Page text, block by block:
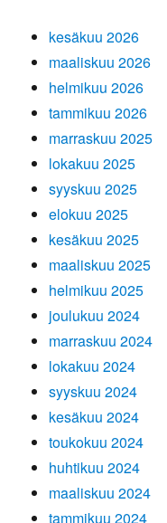
kesäkuu 2026
maaliskuu 2026
helmikuu 2026
tammikuu 2026
marraskuu 2025
lokakuu 2025
syyskuu 2025
elokuu 2025
kesäkuu 2025
maaliskuu 2025
helmikuu 2025
joulukuu 2024
marraskuu 2024
lokakuu 2024
syyskuu 2024
kesäkuu 2024
toukokuu 2024
huhtikuu 2024
maaliskuu 2024
tammikuu 2024